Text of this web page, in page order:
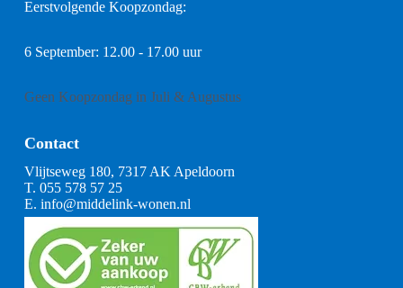
Eerstvolgende Koopzondag:
6 September: 12.00 - 17.00 uur
Geen Koopzondag in Juli & Augustus
Contact
Vlijtseweg 180, 7317 AK Apeldoorn
T. 055 578 57 25
E. info@middelink-wonen.nl